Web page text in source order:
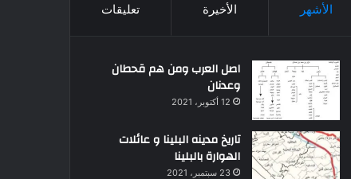
الأشهر الأخيرة تعليقات
اصل العرب ومن هم قحطان
وعدنان
12 أكتوبر، 2021
تاريخ مدينه البلينا و عائلات
الهوارة بالبلينا
23 سبتمبر، 2021